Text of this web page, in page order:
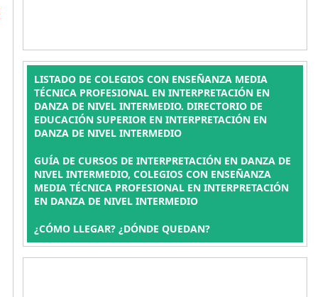
LISTADO DE COLEGIOS CON ENSEÑANZA MEDIA
TÉCNICA PROFESIONAL EN INTERPRETACIÓN EN
DANZA DE NIVEL INTERMEDIO. DIRECTORIO DE
EDUCACIÓN SUPERIOR EN INTERPRETACIÓN EN
DANZA DE NIVEL INTERMEDIO
GUÍA DE CURSOS DE INTERPRETACIÓN EN DANZA DE
NIVEL INTERMEDIO, COLEGIOS CON ENSEÑANZA
MEDIA TÉCNICA PROFESIONAL EN INTERPRETACIÓN
EN DANZA DE NIVEL INTERMEDIO
¿CÓMO LLEGAR? ¿DÓNDE QUEDAN?